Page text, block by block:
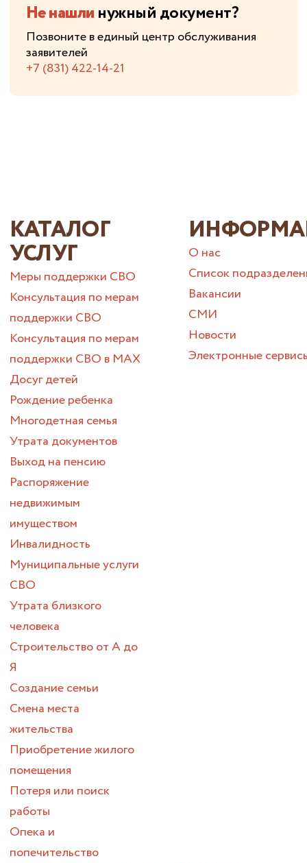
Не нашлинужный документ?
Позвоните в единый центр обслуживания
заявителей
+7 (831) 422-14-21
КАТАЛОГ
УСЛУГ
Меры поддержки СВО
Консультация по мерам
поддержки СВО
Консультация по мерам
поддержки СВО в МАХ
Досуг детей
Рождение ребенка
Многодетная семья
Утрата документов
Выход на пенсию
Распоряжение
недвижимым
имуществом
Инвалидность
Муниципальные услуги
СВО
Утрата близкого
человека
Строительство от А до
Я
Создание семьи
Смена места
жительства
Приобретение жилого
помещения
Потеря или поиск
работы
Опека и
попечительство
О нас
Список
Вакансии
СМИ
Новости
Электронные